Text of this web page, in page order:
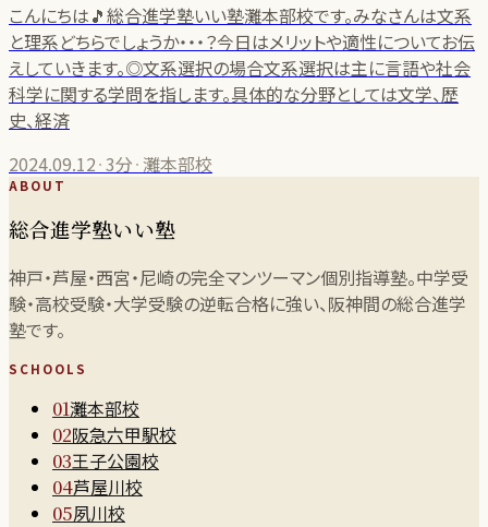
こんにちは🎵総合進学塾いい塾灘本部校です。みなさんは文系
と理系どちらでしょうか・・・？今日はメリットや適性についてお伝
えしていきます。◎文系選択の場合文系選択は主に言語や社会
科学に関する学問を指します。具体的な分野としては文学、歴
史、経済
2024.09.12·3分· 灘本部校
ABOUT
総合進学塾いい塾
神戸・芦屋・西宮・尼崎の完全マンツーマン個別指導塾。中学受
験・高校受験・大学受験の逆転合格に強い、阪神間の総合進学
塾です。
SCHOOLS
01灘本部校
02阪急六甲駅校
03王子公園校
04芦屋川校
05夙川校